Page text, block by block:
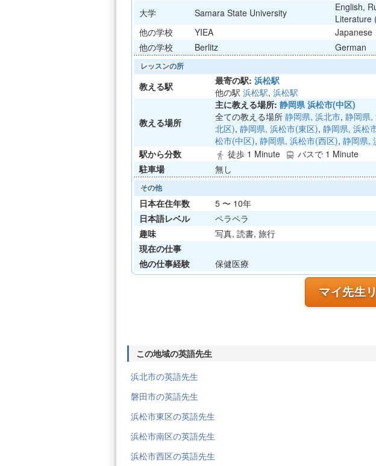
大学
Samara State University
English,
Literature
他の学校
YIEA Japanese
他の学校
Berlitz German
レッスンの所
教える駅 最寄の駅: 浜松駅
他の駅 浜松駅, 浜松駅
教える場所
主に教える場所: 静岡県 浜松市(中区)
全ての教える場所 静岡県, 浜北市, 静岡県,
北区), 静岡県, 浜松市(東区), 静岡県, 浜松
松市(中区), 静岡県, 浜松市(西区), 静岡県,
駅から分数
directions_walk 徒歩 1 Minute directions_bus バスで 1 Minute
駐車場
無し
その他
日本在住年数
5 〜 10年
日本語レベル
ペラペラ
趣味
写真, 読書, 旅行
現在の仕事
他の仕事経験
保健医療
マイ先生
この地域の英語先生
浜北市の英語先生
磐田市の英語先生
浜松市東区の英語先生
浜松市南区の英語先生
浜松市西区の英語先生